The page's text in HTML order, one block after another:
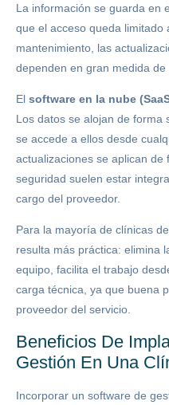
La información se guarda en
que el acceso queda limitado
mantenimiento, las
dependen en gran medida de
El software en la nube
Los datos se alojan de forma
se accede a ellos desde
actualizaciones se aplican de
seguridad suelen estar
cargo del proveedor.
Para la mayoría de clínicas
resulta más práctica: elimina
equipo, facilita el trabajo
carga técnica, ya que buena
proveedor del servicio.
Beneficios De
Gestión En Una
Incorporar un software de